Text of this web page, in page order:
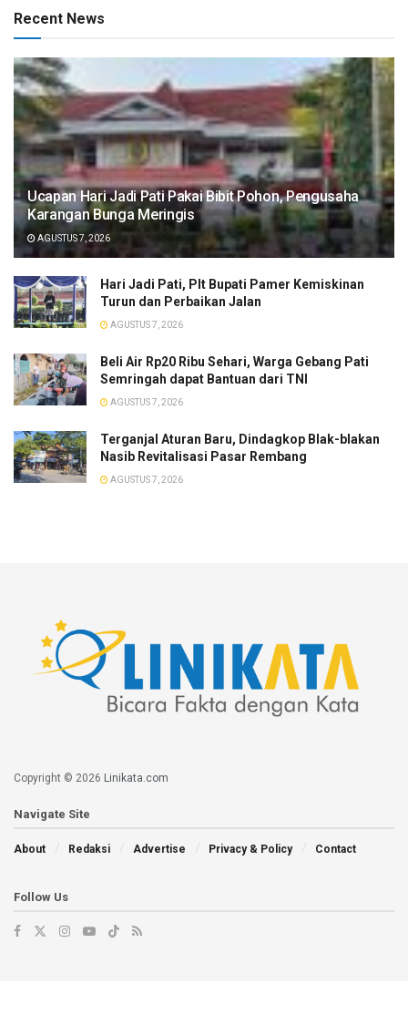
Recent News
​Ucapan Hari Jadi Pati Pakai Bibit Pohon, Pengusaha
Karangan Bunga Meringis
AGUSTUS 7, 2026
​Hari Jadi Pati, Plt Bupati Pamer Kemiskinan
Turun dan Perbaikan Jalan
AGUSTUS 7, 2026
Beli Air Rp20 Ribu Sehari, Warga Gebang Pati
Semringah dapat Bantuan dari TNI
AGUSTUS 7, 2026
Terganjal Aturan Baru, Dindagkop Blak-blakan
Nasib Revitalisasi Pasar Rembang
AGUSTUS 7, 2026
Copyright © 2026 Linikata.com
Navigate Site
About Redaksi Advertise Privacy & Policy Contact
Follow Us